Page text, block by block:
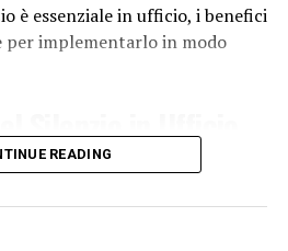
Le motivazioni potevano
città-stato coinvolte e delle
alcuni fondarono colonie
colonie e le città-stato madri
oscillando tra una relazione
colonie greche fu guidata
è essenziale in ufficio, i benefici
per implementarlo in modo
Silenzio in Ufficio
per diversi motivi:
READING